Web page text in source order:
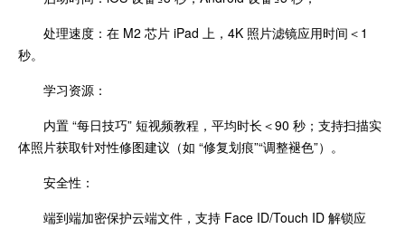
处理速度：在 M2 芯片 iPad 上，4K 照片滤镜应用时间＜1
秒。
学习资源：
内置 “每日技巧” 短视频教程，平均时长＜90 秒；支持扫描实
体照片获取针对性修图建议（如 “修复划痕”“调整褪色”）。
安全性：
端到端加密保护云端文件，支持 Face ID/Touch ID 解锁应